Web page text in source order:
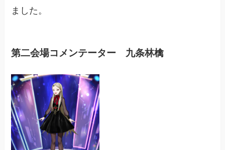
ました。
第二会場コメンテーター 九条林檎